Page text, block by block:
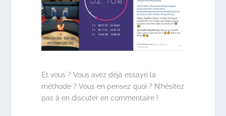
Et vous ? Vous avez déjà essayé la
méthode ? Vous en pensez quoi ? N’hésitez
pas à en discuter en commentaire !